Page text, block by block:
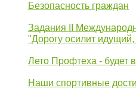
Безопасность граждан
Задания II
"Дорогу осилит
Лето Профтеха - будет
Наши спортивные